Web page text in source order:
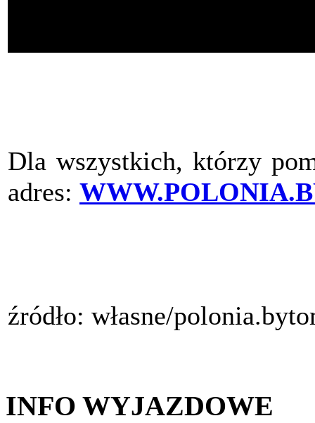
Dla wszystkich, którzy
adres:
źródło: własne/
INFO WYJAZDOWE